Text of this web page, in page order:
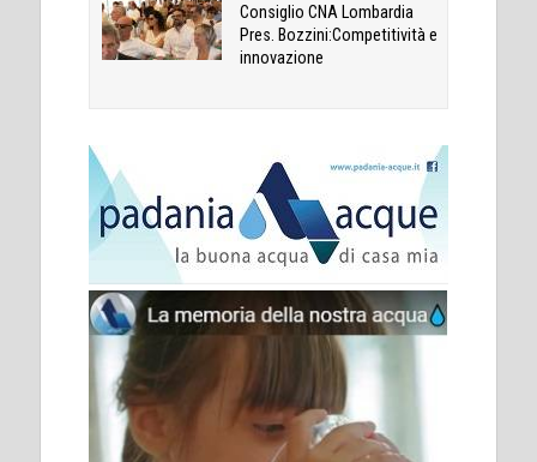
Consiglio CNA Lombardia
Pres. Bozzini:Competitività e
innovazione